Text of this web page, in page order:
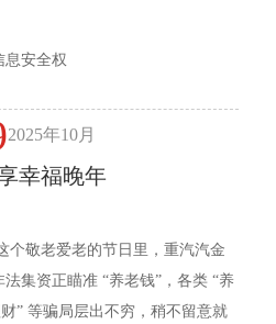
息安全权
2025年10月
幸福晚年
个敬老爱老的节日里，重汽汽金
集资正瞄准 “养老钱”，各类 “养
” 等骗局层出不穷，稍不留意就